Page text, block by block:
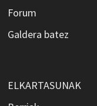
Forum
Galdera batez
ELKARTASUNAK